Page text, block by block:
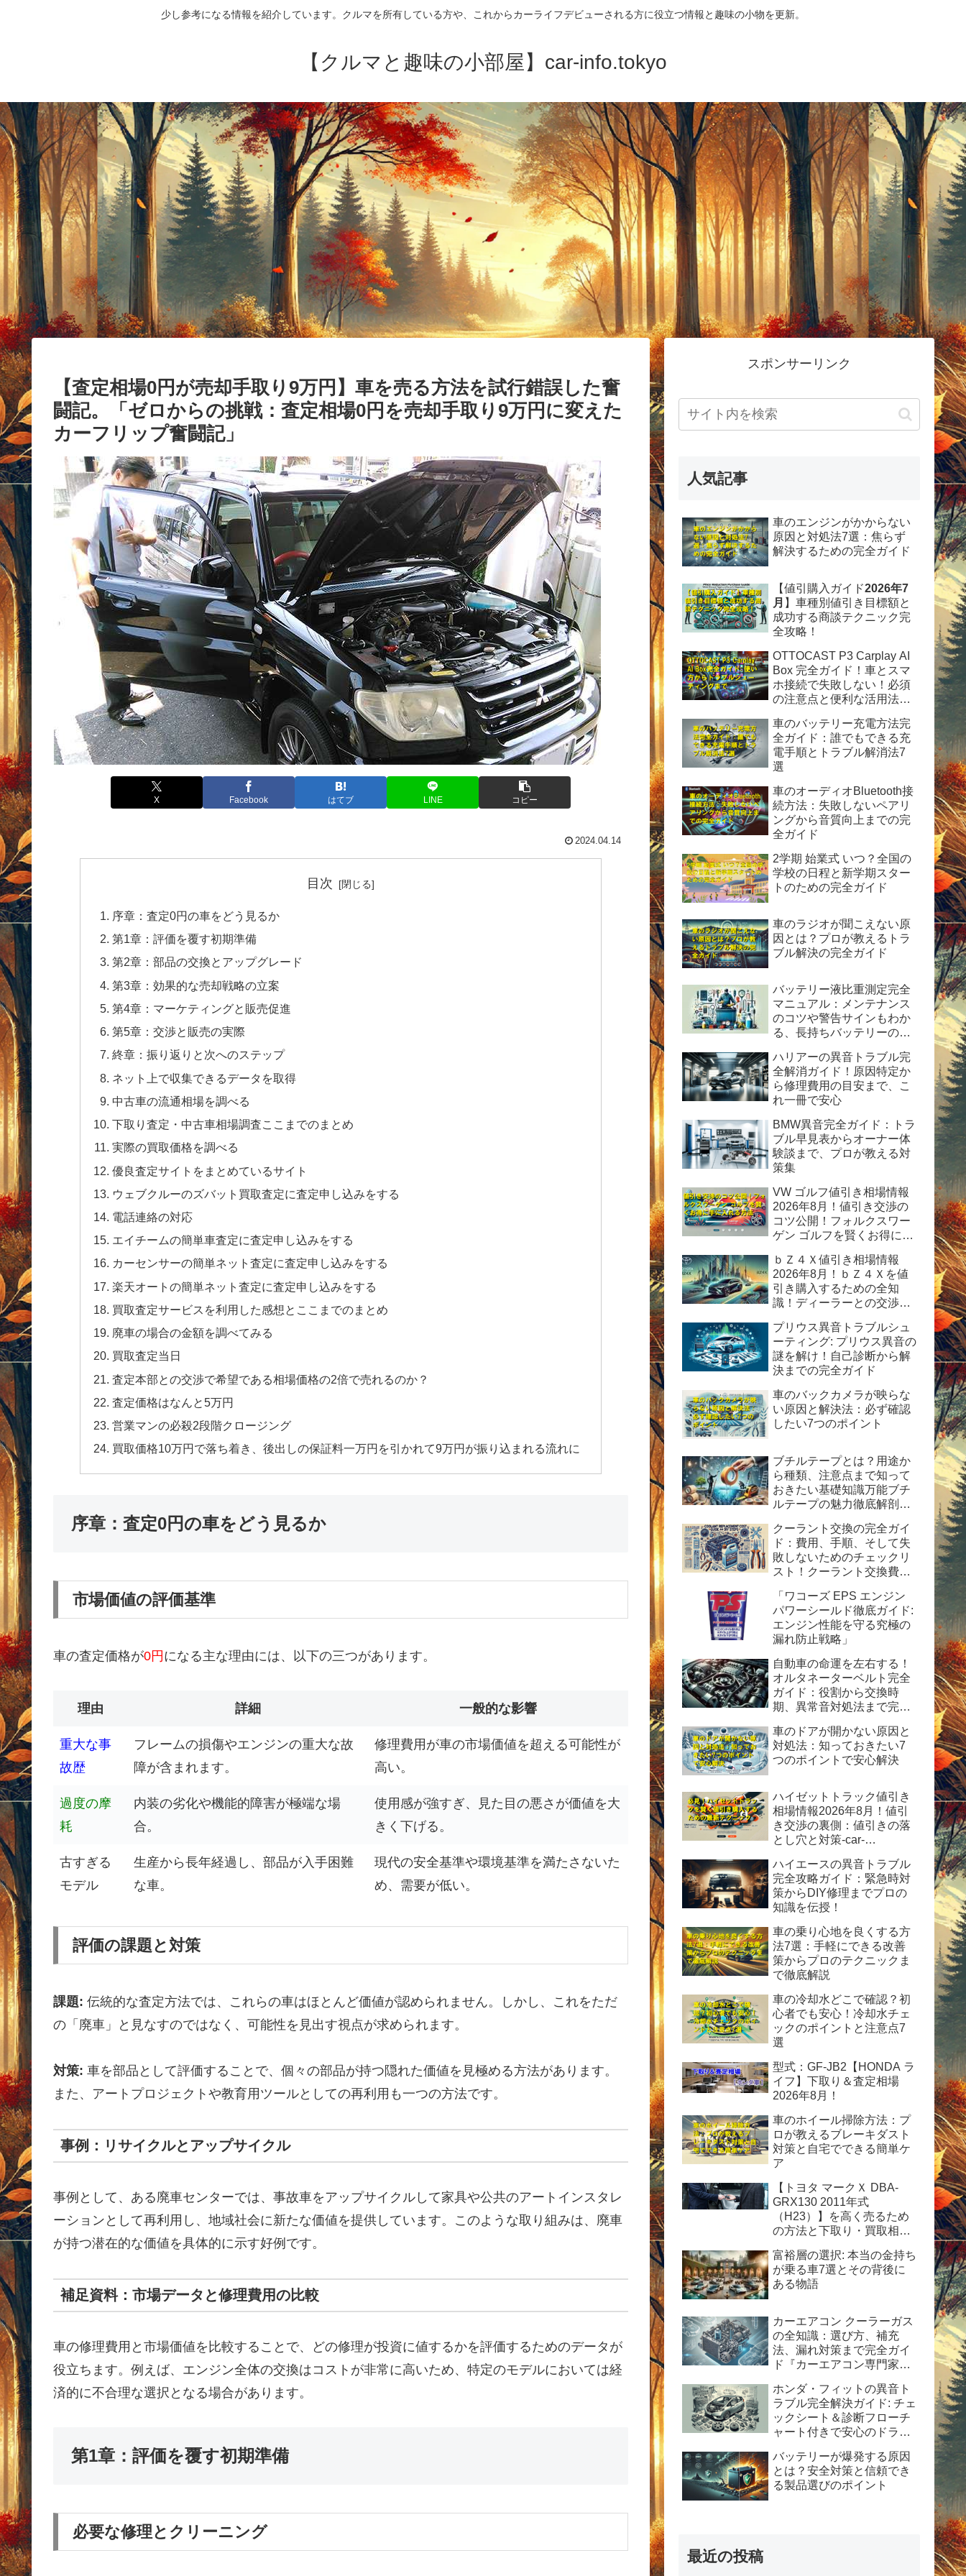
少し参考になる情報を紹介しています。クルマを所有している方や、これからカーライフデビューされる方に役立つ情報と趣味の小物を更新。
【クルマと趣味の小部屋】car-info.tokyo
【査定相場0円が売却手取り9万円】車を売る方法を試行錯誤した奮
闘記。「ゼロからの挑戦：査定相場0円を売却手取り9万円に変えた
カーフリップ奮闘記」
X Facebook はてブ LINE コピー
2024.04.14
目次
序章：査定0円の車をどう見るか
第1章：評価を覆す初期準備
第2章：部品の交換とアップグレード
第3章：効果的な売却戦略の立案
第4章：マーケティングと販売促進
第5章：交渉と販売の実際
終章：振り返りと次へのステップ
ネット上で収集できるデータを取得
中古車の流通相場を調べる
下取り査定・中古車相場調査ここまでのまとめ
実際の買取価格を調べる
優良査定サイトをまとめているサイト
ウェブクルーのズバット買取査定に査定申し込みをする
電話連絡の対応
エイチームの簡単車査定に査定申し込みをする
カーセンサーの簡単ネット査定に査定申し込みをする
楽天オートの簡単ネット査定に査定申し込みをする
買取査定サービスを利用した感想とここまでのまとめ
廃車の場合の金額を調べてみる
買取査定当日
査定本部との交渉で希望である相場価格の2倍で売れるのか？
査定価格はなんと5万円
営業マンの必殺2段階クロージング
買取価格10万円で落ち着き、後出しの保証料一万円を引かれて9万円が振り込まれる流れに
序章：査定0円の車をどう見るか
市場価値の評価基準
車の査定価格が0円になる主な理由には、以下の三つがあります。
理由 詳細 一般的な影響
重大な事
故歴
フレームの損傷やエンジンの重大な故
障が含まれます。
修理費用が車の市場価値を超える可能性が
高い。
過度の摩
耗
内装の劣化や機能的障害が極端な場
合。
使用感が強すぎ、見た目の悪さが価値を大
きく下げる。
古すぎる
モデル
生産から長年経過し、部品が入手困難
な車。
現代の安全基準や環境基準を満たさないた
め、需要が低い。
評価の課題と対策
課題: 伝統的な査定方法では、これらの車はほとんど価値が認められません。しかし、これをただ
の「廃車」と見なすのではなく、可能性を見出す視点が求められます。
対策: 車を部品として評価することで、個々の部品が持つ隠れた価値を見極める方法があります。
また、アートプロジェクトや教育用ツールとしての再利用も一つの方法です。
事例：リサイクルとアップサイクル
事例として、ある廃車センターでは、事故車をアップサイクルして家具や公共のアートインスタレ
ーションとして再利用し、地域社会に新たな価値を提供しています。このような取り組みは、廃車
が持つ潜在的な価値を具体的に示す好例です。
補足資料：市場データと修理費用の比較
車の修理費用と市場価値を比較することで、どの修理が投資に値するかを評価するためのデータが
役立ちます。例えば、エンジン全体の交換はコストが非常に高いため、特定のモデルにおいては経
済的に不合理な選択となる場合があります。
第1章：評価を覆す初期準備
必要な修理とクリーニング
スポンサーリンク
人気記事
車のエンジンがかからない
原因と対処法7選：焦らず
解決するための完全ガイド
【値引購入ガイド2026年7
月 】車種別値引き目標額と
成功する商談テクニック完
全攻略！
OTTOCAST P3 Carplay AI
Box 完全ガイド！車とスマ
ホ接続で失敗しない！必須
の注意点と便利な活用法を
車のバッテリー充電方法完
全ガイド：誰でもできる充
電手順とトラブル解消法7
選
車のオーディオBluetooth接
続方法：失敗しないペアリ
ングから音質向上までの完
全ガイド
2学期 始業式 いつ？全国の
学校の日程と新学期スター
トのための完全ガイド
車のラジオが聞こえない原
因とは？プロが教えるトラ
ブル解決の完全ガイド
バッテリー液比重測定完全
マニュアル：メンテナンス
のコツや警告サインもわか
る、長持ちバッテリーの秘
ハリアーの異音トラブル完
全解消ガイド！原因特定か
ら修理費用の目安まで、こ
れ一冊で安心
BMW異音完全ガイド：トラ
ブル早見表からオーナー体
験談まで、プロが教える対
策集
VW ゴルフ値引き相場情報
2026年8月！値引き交渉の
コツ公開！フォルクスワー
ゲン ゴルフを賢くお得に手
ｂＺ４Ｘ値引き相場情報
2026年8月！ｂＺ４Ｘを値
引き購入するための全知
識！ディーラーとの交渉術
完全ガイド
プリウス異音トラブルシュ
ーティング: プリウス異音の
謎を解け！自己診断から解
決までの完全ガイド
車のバックカメラが映らな
い原因と解決法：必ず確認
したい7つのポイント
ブチルテープとは？用途か
ら種類、注意点まで知って
おきたい基礎知識万能ブチ
ルテープの魅力徹底解剖！
定版ガイド
クーラント交換の完全ガイ
ド：費用、手順、そして失
敗しないためのチェックリ
スト！クーラント交換費用
の手順と方法を紹介。
「ワコーズ EPS エンジン
パワーシールド徹底ガイド:
エンジン性能を守る究極の
漏れ防止戦略」
自動車の命運を左右する！
オルタネーターベルト完全
ガイド：役割から交換時
期、異常音対処法まで完全
車のドアが開かない原因と
対処法：知っておきたい7
つのポイントで安心解決
ハイゼットトラック値引き
相場情報2026年8月！値引
き交渉の裏側：値引きの落
とし穴と対策-car-
ハイエースの異音トラブル
完全攻略ガイド：緊急時対
策からDIY修理までプロの
知識を伝授！
車の乗り心地を良くする方
法7選：手軽にできる改善
策からプロのテクニックま
で徹底解説
車の冷却水どこで確認？初
心者でも安心！冷却水チェ
ックのポイントと注意点7
選
型式：GF-JB2【HONDA ラ
イフ】下取り＆査定相場
2026年8月！
車のホイール掃除方法：プ
ロが教えるブレーキダスト
対策と自宅でできる簡単ケ
ア
【トヨタ マークＸ DBA-
GRX130 2011年式
（H23）】を高く売るため
の方法と下取り・買取相場
富裕層の選択: 本当の金持ち
が乗る車7選とその背後に
ある物語
カーエアコン クーラーガス
の全知識：選び方、補充
法、漏れ対策まで完全ガイ
ド『カーエアコン専門家が
全ガイド：安全性、経済
性、および運用のヒント』
ホンダ・フィットの異音ト
ラブル完全解決ガイド: チェ
ックシート＆診断フローチ
ャート付きで安心のドライ
バッテリーが爆発する原因
とは？安全対策と信頼でき
る製品選びのポイント
最近の投稿